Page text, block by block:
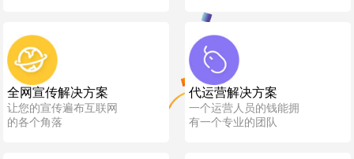
全网宣传解决方案
让您的宣传遍布互联网
的各个角落
代运营解决方案
一个运营人员的钱能拥
有一个专业的团队